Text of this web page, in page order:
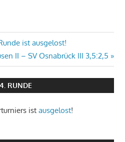
ist ausgelost!
II – SV Osnabrück III 3,5:2,5
RUNDE
ist ausgelost!